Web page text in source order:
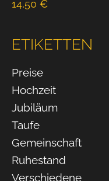
14,50 €
ETIKETTEN
Preise
Hochzeit
Jubiläum
Taufe
Gemeinschaft
Ruhestand
Verschiedene